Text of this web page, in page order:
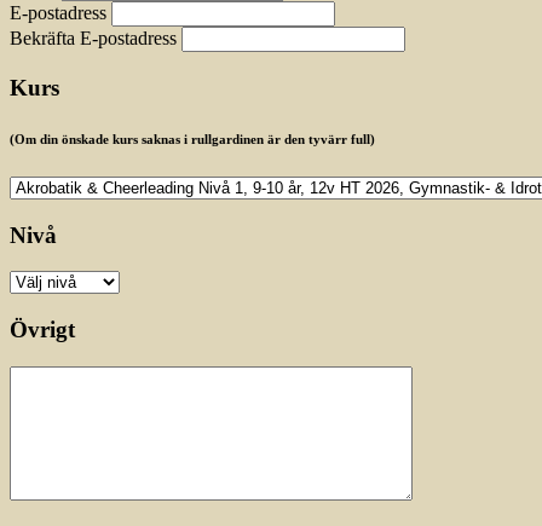
E-postadress
Bekräfta E-postadress
Kurs
(Om din önskade kurs saknas i rullgardinen är den tyvärr full)
Nivå
Övrigt